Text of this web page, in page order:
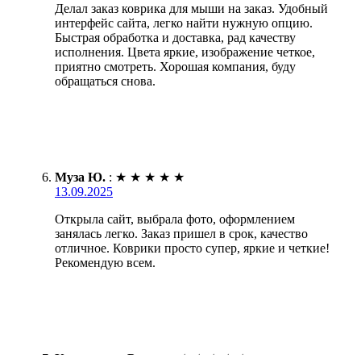
Делал заказ коврика для мыши на заказ. Удобный
интерфейс сайта, легко найти нужную опцию.
Быстрая обработка и доставка, рад качеству
исполнения. Цвета яркие, изображение четкое,
приятно смотреть. Хорошая компания, буду
обращаться снова.
Муза Ю. : ★ ★ ★ ★ ★
13.09.2025
Открыла сайт, выбрала фото, оформлением
занялась легко. Заказ пришел в срок, качество
отличное. Коврики просто супер, яркие и четкие!
Рекомендую всем.